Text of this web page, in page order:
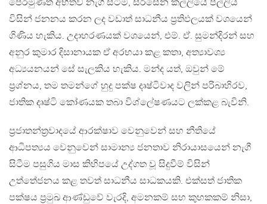
පෙරමුණත් අභීතව නැගී සිටීම, සිරිසේන කල්ලියේ පිල්ලිය
විසින් ජනනය කරන ලද වඩාත් සාධනීය ප‍්‍රතිඵලයක් වශයෙන්
ගිණිය හැකිය. උදාහරණයක් වශයෙන්, එම්. ඒ. සුමන්දිරන් සහ
අනුර කුමාර දිසානායක ඒ අරභයා කළ කතා, අත්‍යාවශ්‍ය
අධ්‍යයනයන් සේ සැලකිය හැකිය. මන්ද යත්, ඔවුන් මේ
ප‍්‍රශ්නය, තම තමන්ගේ හුදු පක්ෂ දෘෂ්ටිවාද වලින් පරිබාහිරව,
ජාතික දෘෂ්ටි කෝණයක තබා විශ්ලේෂණයට ලක්කළ බැවිනි.
ප‍්‍රජාතන්ත‍්‍රවාදයේ ආරක්ෂාව වෙනුවෙන් සහ නීතියේ
ආධිපත්‍යය වෙනුවෙන් සාමාන්‍ය ජනතාව නිරායාසයෙන් නැගී
සිටීම පසුගිය මාස කිහිපයේ උද්ගත වූ සිදුවීම් විසින්
උත්තේජනය කළ තවත් සාධනීය සාධකයකි. එක්සත් ජාතික
පක්ෂය ප‍්‍රමුඛ ආණ්ඩුවේ වැරදි, අමනකම් සහ කුහකකම් නිසා,